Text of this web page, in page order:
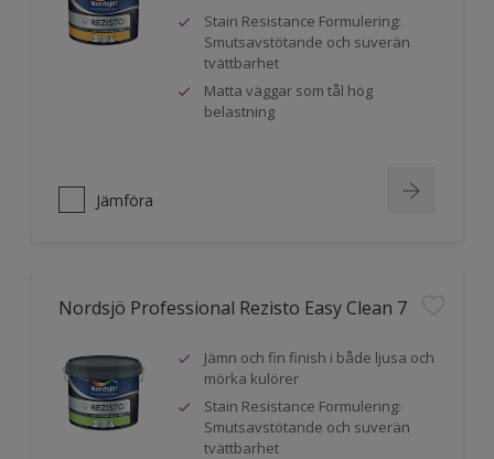
Stain Resistance Formulering:
Smutsavstötande och suverän
tvättbarhet
Matta väggar som tål hög
belastning
Jämföra
Nordsjö Professional Rezisto Easy Clean 7
Jämn och fin finish i både ljusa och
mörka kulörer
Stain Resistance Formulering:
Smutsavstötande och suverän
tvättbarhet